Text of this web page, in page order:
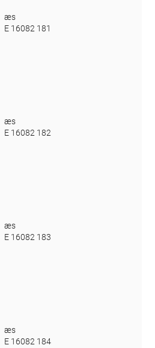
æs
E 16082 181
æs
E 16082 182
æs
E 16082 183
æs
E 16082 184